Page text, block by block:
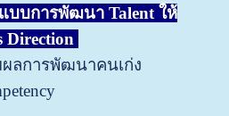
บบการพัฒนา Talent ให้
Direction
ลการพัฒนาคนเก่ง